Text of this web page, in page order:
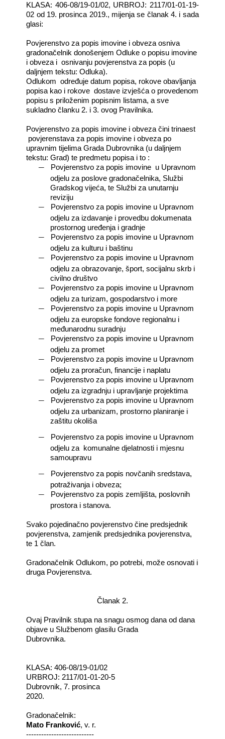
KLASA: 406-08/19-01/02, URBROJ: 2117/01-01-19-
02 od 19. prosinca 2019., mijenja se članak 4. i sada
glasi:
Povjerenstvo za popis imovine i obveza osniva
gradonačelnik donošenjem Odluke o popisu imovine
i obveza i osnivanju povjerenstva za popis (u
daljnjem tekstu: Odluka).
Odlukom određuje datum popisa, rokove obavljanja
popisa kao i rokove dostave izvješća o provedenom
popisu s priloženim popisnim listama, a sve
sukladno članku 2. i 3. ovog Pravilnika.
Povjerenstvo za popis imovine i obveza čini trinaest
povjerenstava za popis imovine i obveza po
upravnim tijelima Grada Dubrovnika (u daljnjem
tekstu: Grad) te predmetu popisa i to :
― Povjerenstvo za popis imovine u Upravnom
odjelu za poslove gradonačelnika, Službi
Gradskog vijeća, te Službi za unutarnju
reviziju
―
Povjerenstvo za popis imovine u Upravnom
odjelu za izdavanje i provedbu dokumenata
prostornog uređenja i gradnje
―
Povjerenstvo za popis imovine u Upravnom
odjelu za kulturu i baštinu
―
Povjerenstvo za popis imovine u Upravnom
odjelu za obrazovanje, šport, socijalnu skrb i
civilno društvo
―
Povjerenstvo za popis imovine u Upravnom
odjelu za turizam, gospodarstvo i more
―
Povjerenstvo za popis imovine u Upravnom
odjelu za europske fondove regionalnu i
međunarodnu suradnju
―
Povjerenstvo za popis imovine u Upravnom
odjelu za promet
―
Povjerenstvo za popis imovine u Upravnom
odjelu za proračun, financije i naplatu
―
Povjerenstvo za popis imovine u Upravnom
odjelu za izgradnju i upravljanje projektima
―
Povjerenstvo za popis imovine u Upravnom
odjelu za urbanizam, prostorno planiranje i
zaštitu okoliša
―
Povjerenstvo za popis imovine u Upravnom
odjelu za
komunalne djelatnosti i mjesnu
samoupravu
―
Povjerenstvo za popis novčanih sredstava,
potraživanja i obveza;
―
Povjerenstvo za popis zemljišta, poslovnih
prostora i stanova.
Svako pojedinačno povjerenstvo čine predsjednik
povjerenstva, zamjenik predsjednika povjerenstva,
te 1 član.
Gradonačelnik Odlukom, po potrebi, može osnovati i
druga Povjerenstva.
Članak 2.
Ovaj Pravilnik stupa na snagu osmog dana od dana
objave u Službenom glasilu Grada
Dubrovnika.
KLASA: 406-08/19-01/02
URBROJ: 2117/01-01-20-5
Dubrovnik, 7. prosinca
2020.
Gradonačelnik:
Mato Franković, v. r.
---------------------------